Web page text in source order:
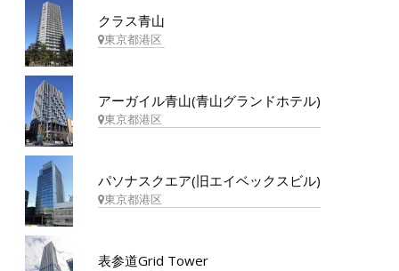
クラス青山
東京都港区
アーガイル青山(青山グランドホテル)
東京都港区
パソナスクエア(旧エイベックスビル)
東京都港区
表参道Grid Tower